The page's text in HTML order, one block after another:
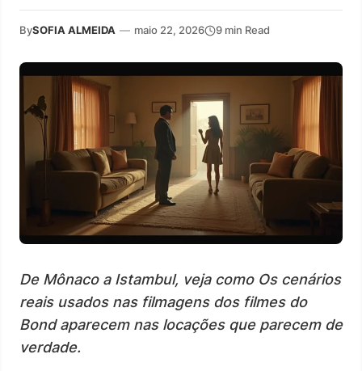
BySOFIA ALMEIDA — maio 22, 2026 9 min Read
De Mônaco a Istambul, veja como Os cenários
reais usados nas filmagens dos filmes do
Bond aparecem nas locações que parecem de
verdade.